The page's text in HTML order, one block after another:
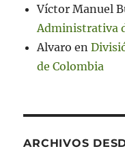
Víctor Manuel
Administrativa
Alvaro en
de Colombia
ARCHIVOS